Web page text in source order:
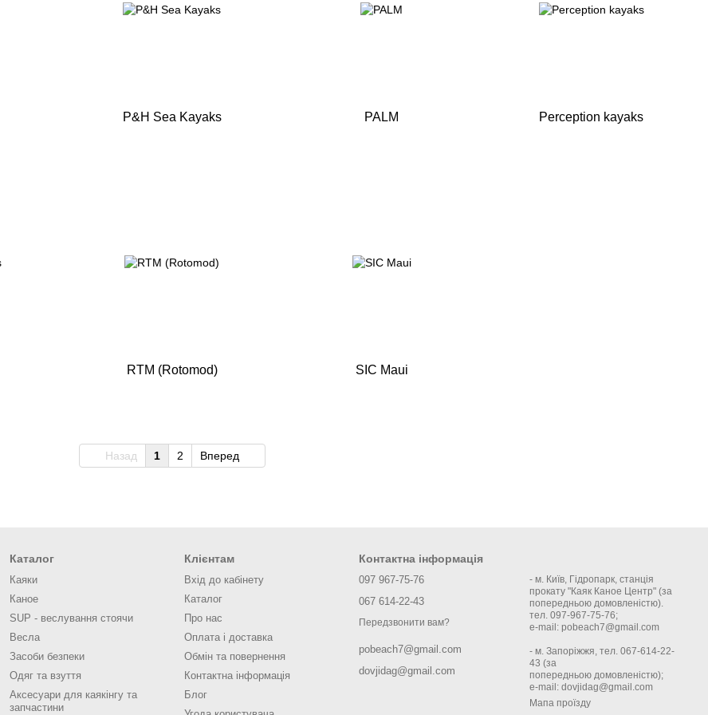
P&H Sea Kayaks PALM Perception kayaks
RTM (Rotomod) SIC Maui
Назад 1 2 Вперед
Каталог
Каяки
Каное
SUP - веслування стоячи
Весла
Засоби безпеки
Одяг та взуття
Аксесуари для каякінгу та
запчастини
Клієнтам
Вхід до кабінету
Каталог
Про нас
Оплата і доставка
Обмін та повернення
Контактна інформація
Блог
Контактна інформація
097 967-75-76
067 614-22-43
Передзвонити вам?
pobeach7@gmail.com
dovjidag@gmail.com
- м. Київ, Гідропарк, станція
прокату "Каяк Каное Центр" (за
попередньою домовленістю).
тел. 097-967-75-76;
e-mail: pobeach7@gmail.com
- м. Запоріжжя, тел. 067-614-22-
43 (за
попередньою домовленістю);
e-mail: dovjidag@gmail.com
Мапа проїзду